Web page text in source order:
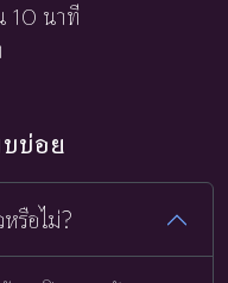
10 นาที
บ่อย
รือไม่?